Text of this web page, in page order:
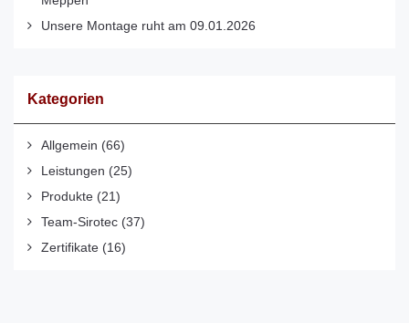
Unsere Montage ruht am 09.01.2026
Kategorien
Allgemein (66)
Leistungen (25)
Produkte (21)
Team-Sirotec (37)
Zertifikate (16)